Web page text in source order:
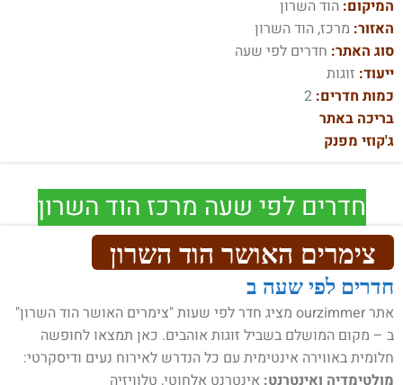
המיקום: הוד השרון
האזור: מרכז, הוד השרון
סוג האתר: חדרים לפי שעה
ייעוד: זוגות
כמות חדרים: 2
בריכה באתר
ג'קוזי מפנק
חדרים לפי שעה מרכז הוד השרון
צימרים האושר הוד השרון
חדרים לפי שעה ב
אתר ourzimmer מציג חדר לפי שעות "צימרים האושר הוד השרון"
ב – מקום המושלם בשביל זוגות אוהבים. כאן תמצאו לחופשה
חלומית באווירה אינטימית עם כל הנדרש לאירוח נעים ודיסקרטי:
מולטימדיה ואינטרנט: אינטרנט אלחוטי, טלוויזיה